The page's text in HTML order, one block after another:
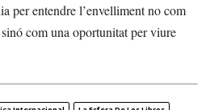
per entendre l’envelliment no com
com una oportunitat per viure